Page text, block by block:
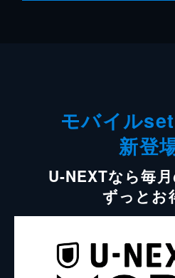
モバイル
新登
U-NEXTなら毎
ずっとお